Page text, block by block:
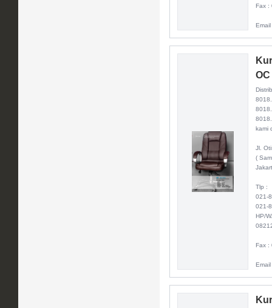
Fax :
8018
kami
Jl.
(
Tlp :
021-
021-
HP/
Fax :